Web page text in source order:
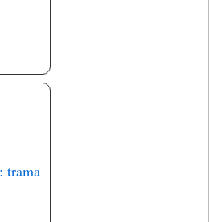
trama